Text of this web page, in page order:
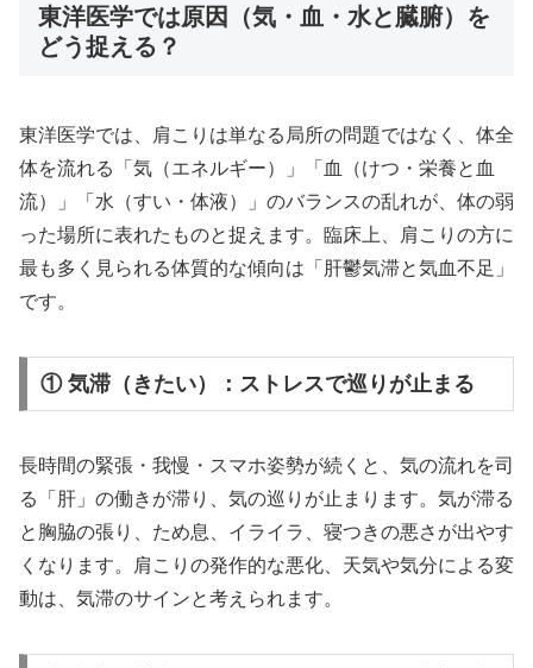
東洋医学では原因（気・血・水と臓腑）を
どう捉える？
東洋医学では、肩こりは単なる局所の問題ではなく、体全
体を流れる「気（エネルギー）」「血（けつ・栄養と血
流）」「水（すい・体液）」のバランスの乱れが、体の弱
った場所に表れたものと捉えます。臨床上、肩こりの方に
最も多く見られる体質的な傾向は「肝鬱気滞と気血不足」
です。
① 気滞（きたい）：ストレスで巡りが止まる
長時間の緊張・我慢・スマホ姿勢が続くと、気の流れを司
る「肝」の働きが滞り、気の巡りが止まります。気が滞る
と胸脇の張り、ため息、イライラ、寝つきの悪さが出やす
くなります。肩こりの発作的な悪化、天気や気分による変
動は、気滞のサインと考えられます。